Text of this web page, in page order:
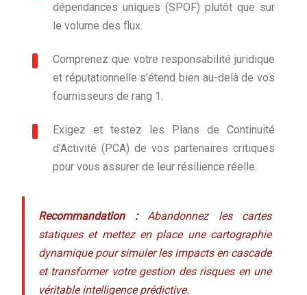
dépendances uniques (SPOF) plutôt que sur
le volume des flux.
Comprenez que votre responsabilité juridique
et réputationnelle s’étend bien au-delà de vos
fournisseurs de rang 1.
Exigez et testez les Plans de Continuité
d’Activité (PCA) de vos partenaires critiques
pour vous assurer de leur résilience réelle.
Recommandation :Abandonnez les cartes
statiques et mettez en place une cartographie
dynamique pour simuler les impacts en cascade
et transformer votre gestion des risques en une
véritable intelligence prédictive.